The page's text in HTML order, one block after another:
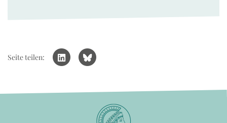
Seite teilen: